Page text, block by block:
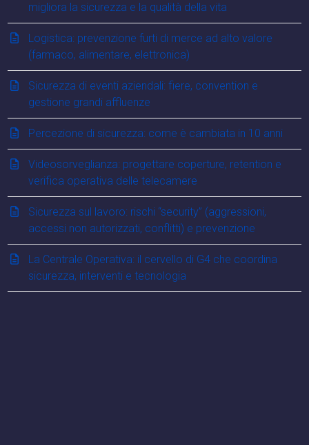
migliora la sicurezza e la qualità della vita
Logistica: prevenzione furti di merce ad alto valore
(farmaco, alimentare, elettronica)
Sicurezza di eventi aziendali: fiere, convention e
gestione grandi affluenze
Percezione di sicurezza: come è cambiata in 10 anni
Videosorveglianza: progettare coperture, retention e
verifica operativa delle telecamere
Sicurezza sul lavoro: rischi “security” (aggressioni,
accessi non autorizzati, conflitti) e prevenzione
La Centrale Operativa: il cervello di G4 che coordina
sicurezza, interventi e tecnologia